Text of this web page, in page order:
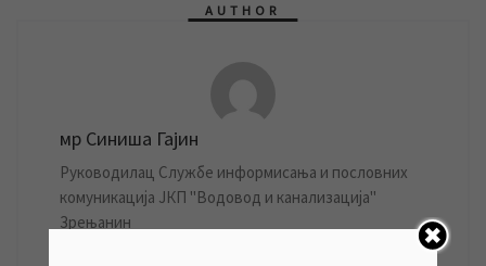
AUTHOR
мр Синиша Гајин
Руководилац Службе информисања и пословних
комуникација ЈКП "Водовод и канализација"
Зрењанин